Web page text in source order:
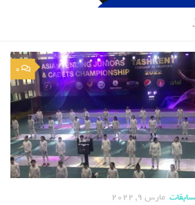
0
مارس 9, 2022